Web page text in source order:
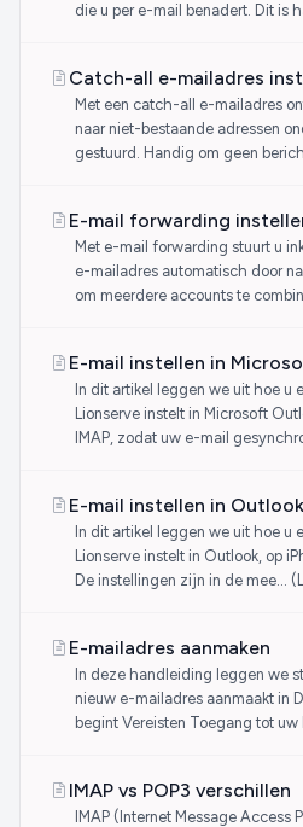
die u per e-mail benadert. Dit is
Catch-all e-mailadres
Met een catch-all e-mailadres
naar niet-bestaande adressen
gestuurd. Handig om geen
E-mail forwarding
Met e-mail forwarding stuurt u
e-mailadres automatisch door
om meerdere accounts te
E-mail instellen in
In dit artikel leggen we uit hoe u
Lionserve instelt in Microsoft
IMAP, zodat uw e-mail
E-mail instellen in
In dit artikel leggen we uit hoe u
Lionserve instelt in Outlook, op
De instellingen zijn in de mee…
E-mailadres aanmaken
In deze handleiding leggen we
nieuw e-mailadres aanmaakt in
begint Vereisten Toegang tot uw
IMAP vs POP3 verschillen
IMAP (Internet Message Access